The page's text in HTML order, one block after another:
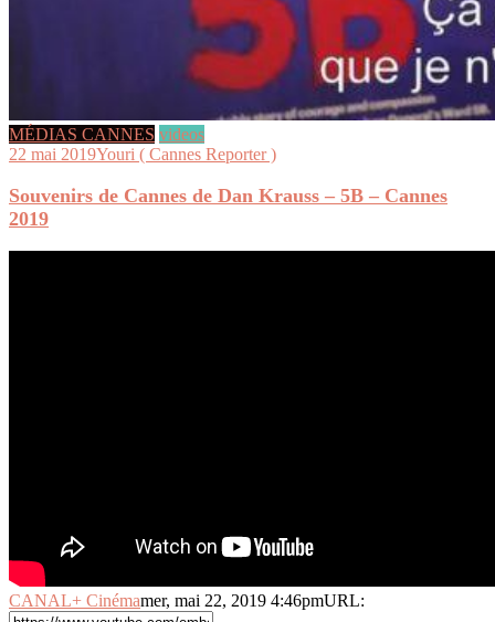
MÉDIAS CANNES videos
22 mai 2019Youri ( Cannes Reporter )
Souvenirs de Cannes de Dan Krauss – 5B – Cannes
2019
CANAL+ Cinémamer, mai 22, 2019 4:46pmURL: